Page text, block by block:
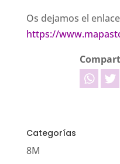
Os dejamos el
https://
Categorías
8M